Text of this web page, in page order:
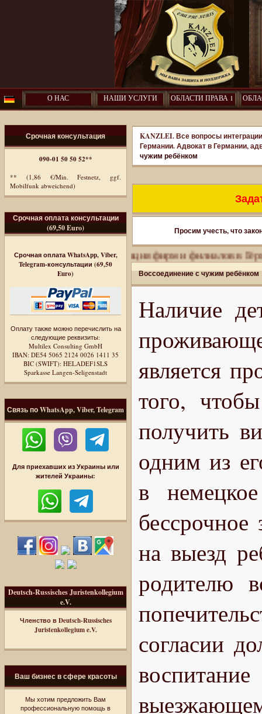
О НАС НАШИ УСЛУГИ ОБЛАСТИ ПРАВА 1
Срочная консультация
090-01 50 50 52**
** (1,86 €/Min. Festnetz, ggf.
Mobilfunk abweichend)
Срочная оплата консультации
(69,50 Euro)
Срочная оплата WhatsApp, Viber,
Telegram-консультации (69,50
Euro)
Оплату также можно перечислить на
следующие реквизиты:
Multilex Consulting GmbH
IBAN: DE54 5065 2124 0026 1411 35
BIC (SWIFT): HELADEF1SLS
Sparkasse Langen-Seligenstadt
Связь по WhatsApp, Viber, Telegram
Для приехавших из Украины или
жителей Украины:
Deutsch-Russisches Juristenkollegium
e.V.
Членство в Deutsch-Russisches
Juristenkollegium e.V.
Ваш бизнес в сфере красоты
Мы хотим предложить Вам
профессиональную помощь в
KANZLEI. Все вопросы
Германии. Адвокат в Германии,
чужим ребёнком
Просим учесть, что
Регистрация фирм и филиалов в Германии.
Воссоединение с чужим ребёнком
Наличие
является
того,
получить
одним из
в
бессрочное
на выезд
родителю
согласии